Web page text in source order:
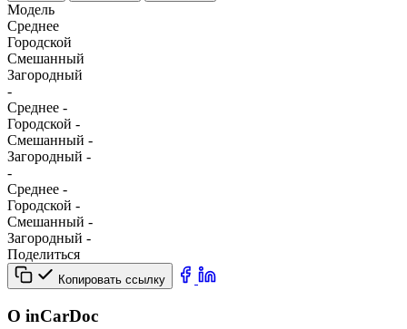
Модель
Среднее
Городской
Смешанный
Загородный
-
Среднее -
Городской -
Смешанный -
Загородный -
-
Среднее -
Городской -
Смешанный -
Загородный -
Поделиться
Копировать ссылку
О inCarDoc